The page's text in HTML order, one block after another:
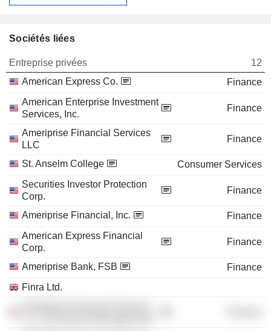
Sociétés liées
Entreprise privées
12
American Express Co.
Finance
American Enterprise Investment
Services, Inc.
Finance
Ameriprise Financial Services
LLC
Finance
St. Anselm College
Consumer Services
Securities Investor Protection
Corp.
Finance
Ameriprise Financial, Inc.
Finance
American Express Financial
Corp.
Finance
Ameriprise Bank, FSB
Finance
Finra Ltd.